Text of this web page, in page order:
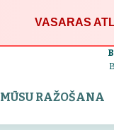
VASARAS
MŪSU RAŽOŠANA